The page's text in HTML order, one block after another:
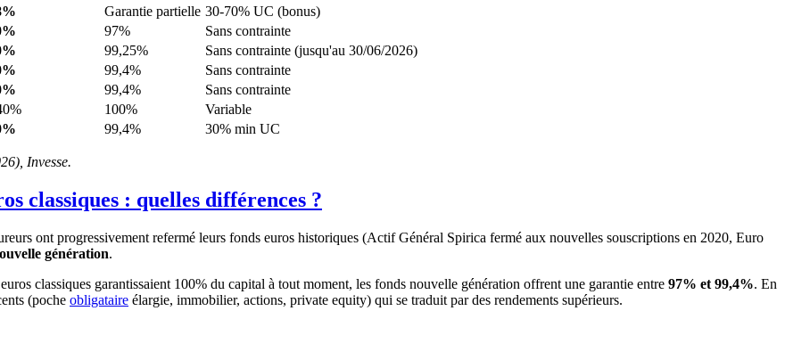
Garantie partielle 30-70% UC (bonus)
97%
Sans contrainte
99,25%
Sans contrainte (jusqu'au 30/06/2026)
99,4%
Sans contrainte
99,4%
Sans contrainte
100%
Variable
99,4% 30% min UC
Invesse.
classiques : quelles différences ?
ont progressivement refermé leurs fonds euros historiques (Actif Général Spirica fermé aux nouvelles souscriptions en 2020, Euro
génération.
classiques garantissaient 100% du capital à tout moment, les fonds nouvelle génération offrent une garantie entre 97% et 99,4%. En
(poche obligataire élargie, immobilier, actions, private equity) qui se traduit par des rendements supérieurs.